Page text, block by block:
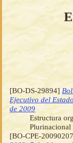
[BO-DS-29894]
Ejecutivo del
de 2009
Estructura
Plurinacional
[BO-CPE-